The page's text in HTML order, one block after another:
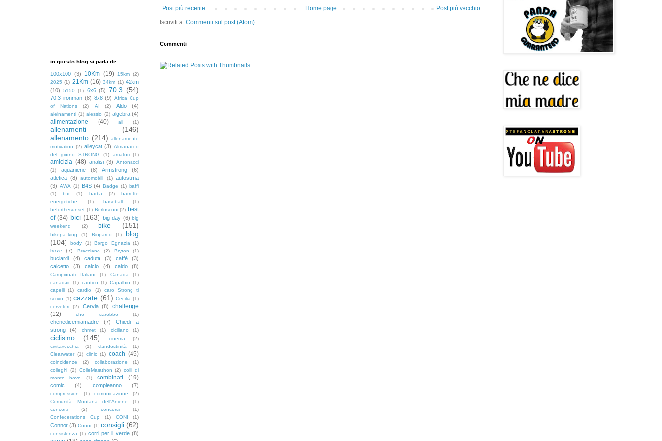
Post più recente Post più vecchio
Home page
Iscriviti a: Commenti sul post (Atom)
Commenti
in questo blog si parla di:
100x100 (3) 10Km (19) 15km
(2)
2025 (1) 21Km (16) 34km (1) 42km
(10)
5150 (1) 6x6 (5) 70.3 (54)
70.3 ironman (8) 8x8 (9) Africa Cup
of Nations
(2) AI (2) Aldo (4)
alelnamenti (1) alessio (2) algebra (4)
alimentazione (40) all (1)
allenamenti
(146)
allenamento (214) allenamento
motivation (2) alleycat (3) Almanacco
del giorno STRONG
(1) amatori (1)
amicizia (48) analisi (3)
Antonacci
(1)
aquaniene (8) Armstrong
(6)
atletica (8) automobili (1) autostima
(3) AWA (1) B4S (4) Badge (1) baffi
(1)
bar (1) barba (2)
barrette
energetiche
(1) baseball
(1)
beforthesunset (1) Berlusconi (2) best
of (34) bici (163) big day (6) big
weekend
(2) bike (151)
bikepacking (1) Bioparco (1)
blog
(104)
body (1) Borgo Egnazia (1)
boxe (7) Bracciano (2) Bryton (1)
buciardi (4) caduta (3) caffè
(3)
calcetto
(3) calcio (4) caldo (8)
Campionati Italiani (1) Canada
(1)
canadair (1) cantico (1) Capalbio
(1)
capelli
(1) cardio (1)
caro Strong ti
scrivo (1) cazzate (61) Cecilia (1)
cerveteri
(2) Cervia (8)
challenge
(12)
che sarebbe (1)
chenedicemiamadre (7)
Chiedi a
strong
(4) chmet (1) ciciliano (1)
ciclismo (145) cinema
(2)
civitavecchia
(1) clandestinità
(1)
Clearwater (1) clinic (1) coach (45)
coincidenze (2) collaborazione
(1)
colleghi (2) ColleMarathon (2) colli di
monte bove
(1) combinati (19)
comic (4) compleanno (7)
compression (1) comunicazione
(2)
Comunità Montana dell'Aniene
(1)
concerti
(2) concorsi
(1)
Confederations Cup
(1) CONI (1)
Connor (3) Conor (1) consigli (62)
consistenza (1) corri per il verde (8)